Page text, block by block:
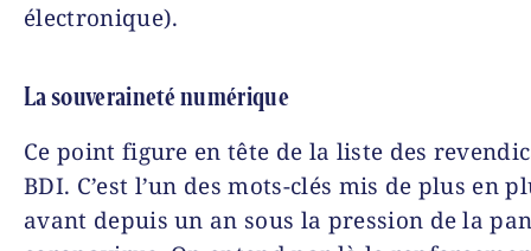
électronique).
La souveraineté numérique
Ce point figure en tête de la liste des
BDI. C’est l’un des mots-clés mis de plus en
avant depuis un an sous la pression de la